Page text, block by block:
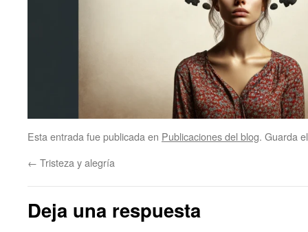
Esta entrada fue publicada en Publicaciones del blog. Guarda
← Tristeza y alegría
Deja una respuesta